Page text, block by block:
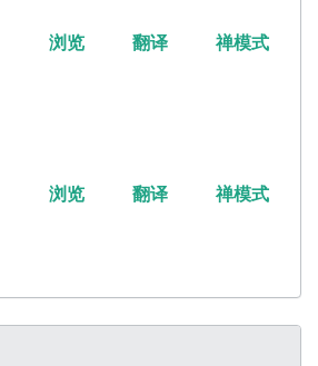
浏览 翻译 禅模式
浏览 翻译 禅模式